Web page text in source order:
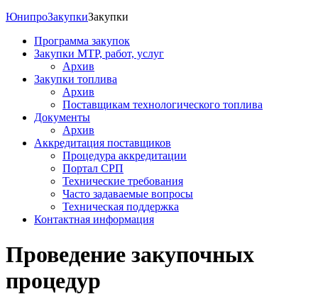
ЮнипроЗакупкиЗакупки
Программа закупок
Закупки МТР, работ, услуг
Архив
Закупки топлива
Архив
Поставщикам технологического топлива
Документы
Архив
Аккредитация поставщиков
Процедура аккредитации
Портал СРП
Технические требования
Часто задаваемые вопросы
Техническая поддержка
Контактная информация
Проведение закупочных
процедур